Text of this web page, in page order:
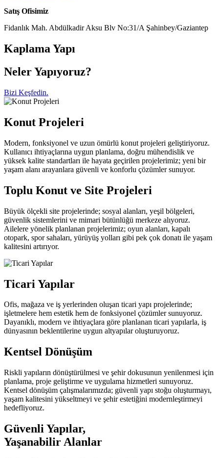
Satış Ofisimiz
Fidanlık Mah. Abdülkadir Aksu Blv No:31/A Şahinbey/Gaziantep
Kaplama Yapı
Neler Yapıyoruz?
Bizi Keşfedin.
Konut Projeleri
Modern, fonksiyonel ve uzun ömürlü konut projeleri geliştiriyoruz.
Kullanıcı ihtiyaçlarına uygun planlama, doğru mühendislik ve
yüksek kalite standartları ile hayata geçirilen projelerimiz; yeni bir
yaşam alanı arayanlara güvenli ve konforlu çözümler sunuyor.
Toplu Konut ve Site Projeleri
Büyük ölçekli site projelerinde; sosyal alanları, yeşil bölgeleri,
güvenlik sistemlerini ve mimari bütünlüğü merkeze alıyoruz.
Ailelere yönelik planlanan projelerimiz; oyun alanları, kapalı
otopark, spor sahaları, yürüyüş yolları gibi pek çok donatı ile yaşam
kalitesini artırıyor.
Ticari Yapılar
Ofis, mağaza ve iş yerlerinden oluşan ticari yapı projelerinde;
işletmelere hem estetik hem de fonksiyonel çözümler sunuyoruz.
Dayanıklı, modern ve ihtiyaçlara göre planlanan ticari yapılarla, iş
dünyasının beklentilerine uygun altyapılar oluşturuyoruz.
Kentsel Dönüşüm
Riskli yapıların dönüştürülmesi ve şehir dokusunun yenilenmesi için
planlama, proje geliştirme ve uygulama hizmetleri sunuyoruz.
Kentsel dönüşüm çalışmalarımızda; güvenli yapı stoğu oluşturmayı,
yaşam kalitesini yükseltmeyi ve şehir estetiğini modernleştirmeyi
hedefliyoruz.
Güvenli Yapılar,
Yaşanabilir Alanlar